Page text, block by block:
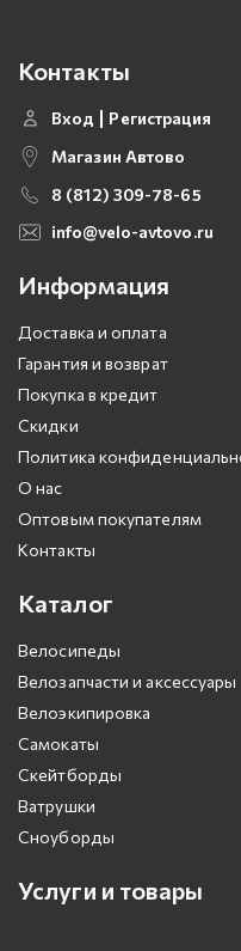
Контакты
Вход
Регистрация
Магазин Автово
8 (812) 309-78-65
info@velo-avtovo.ru
Информация
Доставка и оплата
Гарантия и возврат
Покупка в кредит
Скидки
Политика
О нас
Оптовым покупателям
Контакты
Каталог
Велосипеды
Велозапчасти и аксессуары
Велоэкипировка
Самокаты
Скейтборды
Ватрушки
Сноуборды
Услуги и товары